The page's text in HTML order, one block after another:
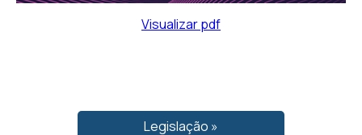
Visualizar pdf
Legislação »